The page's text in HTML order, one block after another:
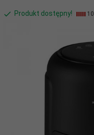
Produkt dostępny!